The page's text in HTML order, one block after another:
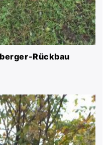
Rückbau